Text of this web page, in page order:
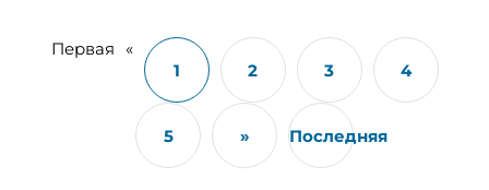
Первая
«
1
2 3 4
5 » Последняя